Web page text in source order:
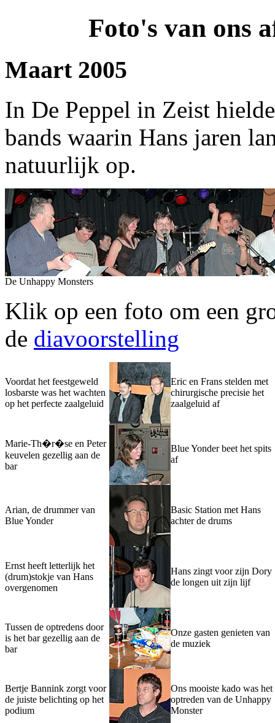
Foto's van ons
Maart 2005
In De Peppel in Zeist
bands waarin Hans jaren
natuurlijk op.
De Unhappy Monsters
Klik op een foto om een
de diavoorstelling
Voordat het feestgeweld
losbarste was het wachten
op het perfecte zaalgeluid
Eric en Frans stelden met
chirurgische precisie het
zaalgeluid af
Marie-Th�r�se en Peter
keuvelen gezellig aan de
bar
Blue Yonder beet het spits
af
Arian, de drummer van
Blue Yonder
Basic Station met Hans
achter de drums
Ernst heeft letterlijk het
(drum)stokje van Hans
overgenomen
Hans zingt voor zijn Dory
de longen uit zijn lijf
Tussen de optredens door
is het bar gezellig aan de
bar
Onze gasten genieten van
de muziek
Bertje Bannink zorgt voor
de juiste belichting op het
podium
Ons mooiste kado was het
optreden van de Unhappy
Monster